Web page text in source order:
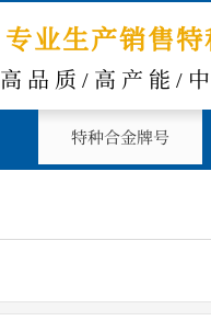
专业生产销售
高 品 质/高产能/
特种合金牌号